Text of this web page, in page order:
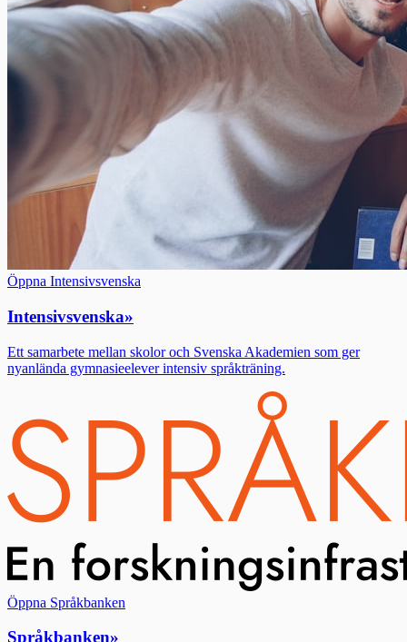
Öppna Intensivsvenska
Intensivsvenska»
Ett samarbete mellan skolor och Svenska Akademien som ger
nyanlända gymnasieelever intensiv språkträning.
Öppna Språkbanken
Språkbanken»